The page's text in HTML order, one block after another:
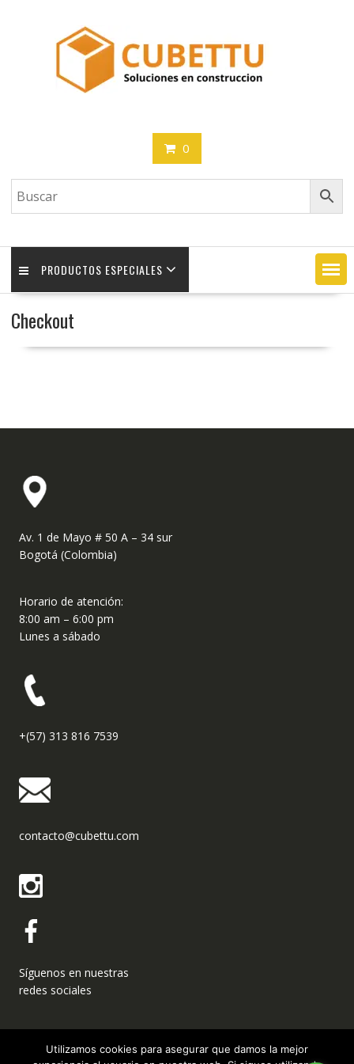
0
PRODUCTOS ESPECIALES
Checkout
Av. 1 de Mayo # 50 A – 34 sur
Bogotá (Colombia)
Horario de atención:
8:00 am – 6:00 pm
Lunes a sábado
+(57) 313 816 7539
contacto@cubettu.com
Síguenos en nuestras
redes sociales
Utilizamos cookies para asegurar que damos la mejor